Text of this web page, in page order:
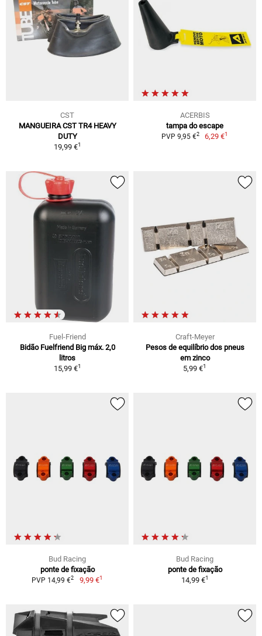
CST
MANGUEIRA CST TR4 HEAVY
DUTY
19,99 €1
ACERBIS
tampa do escape
PVP 9,95 €2 6,29 €1
Fuel-Friend
Bidão Fuelfriend Big máx. 2,0
litros
15,99 €1
Craft-Meyer
Pesos de equilíbrio dos pneus
em zinco
5,99 €1
Bud Racing
ponte de fixação
PVP 14,99 €2 9,99 €1
Bud Racing
ponte de fixação
14,99 €1